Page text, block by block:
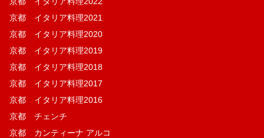
京都 イタリア料理2021
京都 イタリア料理2020
京都 イタリア料理2019
京都 イタリア料理2018
京都 イタリア料理2017
京都 イタリア料理2016
京都 チェンチ
京都 カンティーナ アルコ